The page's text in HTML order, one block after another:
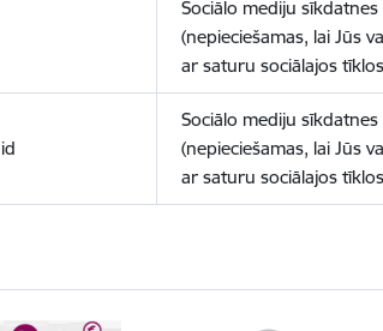
Sociālo mediju sīkdatnes
(nepieciešamas, lai Jūs
ar saturu sociālajos
Sociālo mediju sīkdatnes
(nepieciešamas, lai Jūs
ar saturu sociālajos